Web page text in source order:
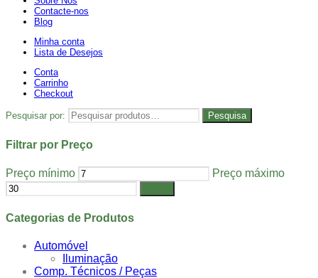
Contacte-nos
Blog
Minha conta
Lista de Desejos
Conta
Carrinho
Checkout
Pesquisar por: Pesquisa
Filtrar por Preço
Preço mínimo Preço máximo
Categorias de Produtos
Automóvel
Iluminação
Comp. Técnicos / Peças